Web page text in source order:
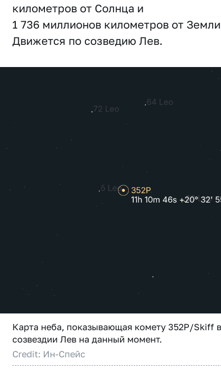
километров от Солнца и
1 736 миллионов километров от
Движется по созведию Лев.
Карта неба, показывающая комету 352P/Skiff в
созвездии Лев на данный момент.
Credit: Ин-Спейс